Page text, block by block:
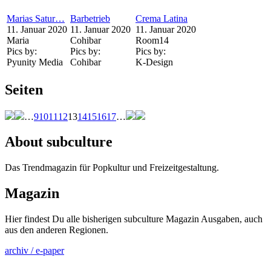
Marias Satur…
11. Januar 2020
Maria
Pics by:
Pyunity Media
Barbetrieb
11. Januar 2020
Cohibar
Pics by:
Cohibar
Crema Latina
11. Januar 2020
Room14
Pics by:
K-Design
Seiten
…91011 121314151617…
About subculture
Das Trendmagazin für Popkultur und Freizeitgestaltung.
Magazin
Hier findest Du alle bisherigen subculture Magazin Ausgaben, auch
aus den anderen Regionen.
archiv / e-paper